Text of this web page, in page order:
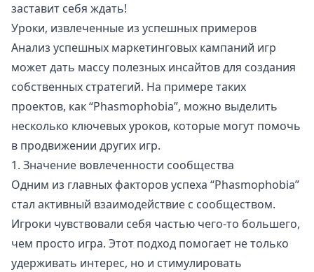
заставит себя ждать!
Уроки, извлеченные из успешных примеров
Анализ успешных маркетинговых кампаний игр
может дать массу полезных инсайтов для создания
собственных стратегий. На примере таких
проектов, как “Phasmophobia”, можно выделить
несколько ключевых уроков, которые могут помочь
в продвижении других игр.
1. Значение вовлеченности сообщества
Одним из главных факторов успеха “Phasmophobia”
стал активный взаимодействие с сообществом.
Игроки чувствовали себя частью чего-то большего,
чем просто игра. Этот подход помогает не только
удерживать интерес, но и стимулировать